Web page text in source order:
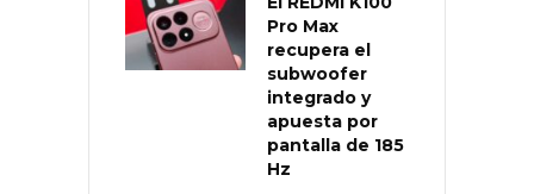
Pro Max
recupera el
subwoofer
integrado y
apuesta por
pantalla de 185
Hz